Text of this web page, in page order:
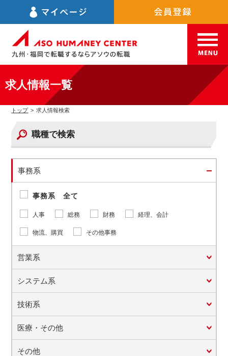
求人情報一覧
トップ > 求人情報検索
職種で検索
事務系
事務系 全て
人事 総務 財務 経理、会計
物流、購買 その他事務
営業系
システム系
技術系
医療・その他
その他